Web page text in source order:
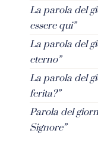
La parola del
essere qui”
La parola del
eterno”
La parola del
ferita?”
Parola del
Signore”